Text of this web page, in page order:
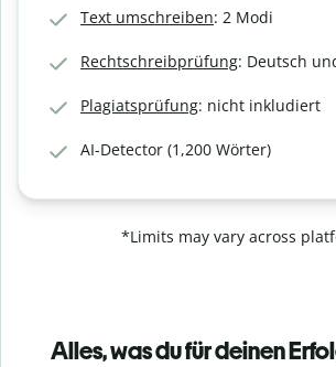
Text umschreiben: 2 Modi
Rechtschreibprüfung: Deutsch
Plagiatsprüfung: nicht inkludiert
AI-Detector (1,200 Wörter)
*Limits may vary across
Alles, was du für deinen